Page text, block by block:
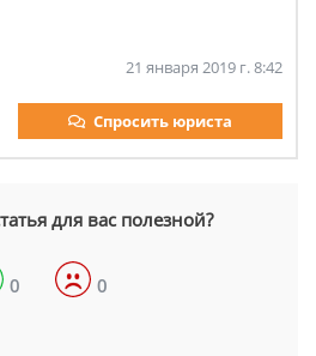
21 января 2019 г. 8:42
Спросить юриста
для вас полезной?
0 0